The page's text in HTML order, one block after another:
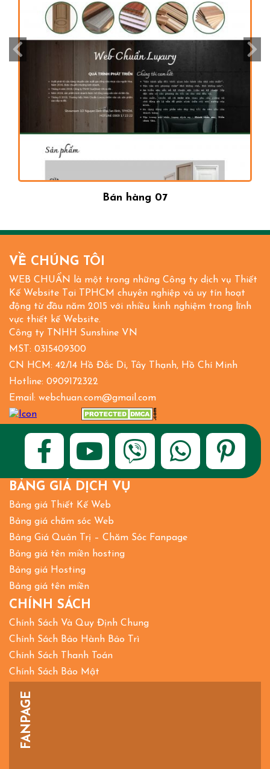
Bán hàng 07
VỀ CHÚNG TÔI
WEB CHUẨN là một trong những Công ty dịch vụ Thiết
Kế Website Tại TPHCM chuyên nghiệp và uy tín hoạt
động từ đầu năm 2015 với nhiều kinh nghiệm trong lĩnh
vực thiết kế Website.
Công ty TNHH Sunshine VN
MST: 0315409300
CN HCM: 42/14 Hồ Đắc Di, Tây Thạnh, Hồ Chí Minh
Hotline: 0909172322
Email: webchuan.com@gmail.com
BẢNG GIÁ DỊCH VỤ
Bảng giá Thiết Kế Web
Bảng giá chăm sóc Web
Bảng Giá Quản Trị – Chăm Sóc Fanpage
Bảng giá tên miền hosting
Bảng giá Hosting
Bảng giá tên miền
CHÍNH SÁCH
Chính Sách Và Quy Định Chung
Chính Sách Bảo Hành Bảo Trì
Chính Sách Thanh Toán
Chính Sách Bảo Mật
FANPAGE